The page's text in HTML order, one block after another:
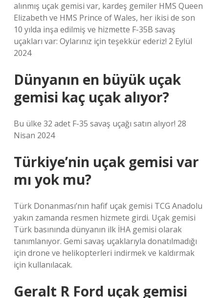
alınmış uçak gemisi var, kardeş gemiler HMS Queen
Elizabeth ve HMS Prince of Wales, her ikisi de son
10 yılda inşa edilmiş ve hizmette F-35B savaş
uçakları var: Oylarınız için teşekkür ederiz! 2 Eylül
2024
Dünyanın en büyük uçak
gemisi kaç uçak alıyor?
Bu ülke 32 adet F-35 savaş uçağı satın alıyor! 28
Nisan 2024
Türkiye’nin uçak gemisi var
mı yok mu?
Türk Donanması’nın hafif uçak gemisi TCG Anadolu
yakın zamanda resmen hizmete girdi. Uçak gemisi
Türk basınında dünyanın ilk İHA gemisi olarak
tanımlanıyor. Gemi savaş uçaklarıyla donatılmadığı
için drone ve helikopterleri indirmek ve kaldırmak
için kullanılacak.
Geralt R Ford uçak gemisi